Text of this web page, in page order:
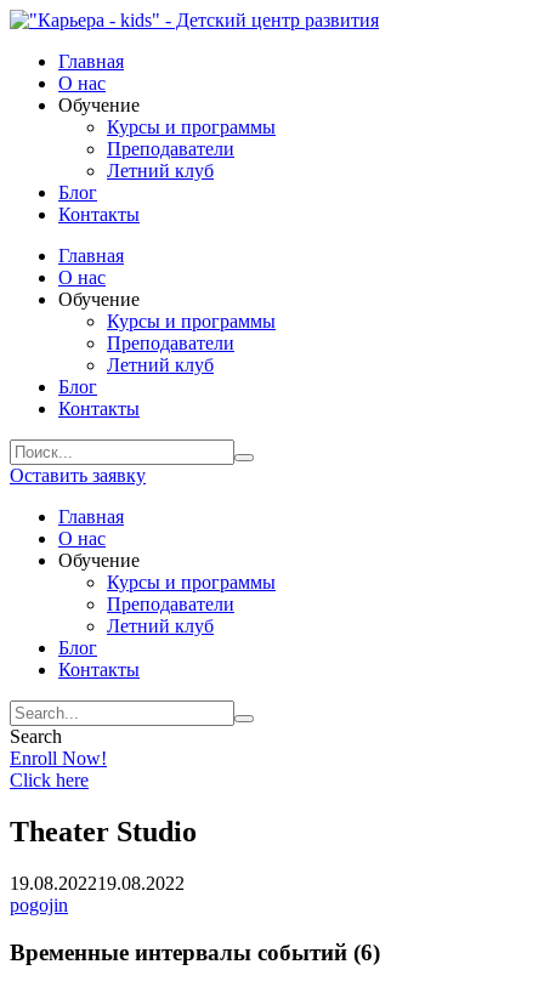
Главная
О нас
Обучение
Курсы и программы
Преподаватели
Летний клуб
Блог
Контакты
Главная
О нас
Обучение
Курсы и программы
Преподаватели
Летний клуб
Блог
Контакты
Оставить заявку
Главная
О нас
Обучение
Курсы и программы
Преподаватели
Летний клуб
Блог
Контакты
Search
Enroll Now!
Click here
Theater Studio
19.08.202219.08.2022
pogojin
Временные интервалы событий (6)